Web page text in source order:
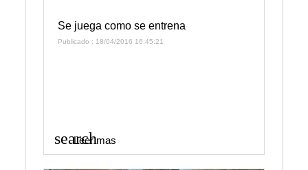
Se juega como se entrena
Publicado : 18/04/2016 16:45:21
search
Leer mas